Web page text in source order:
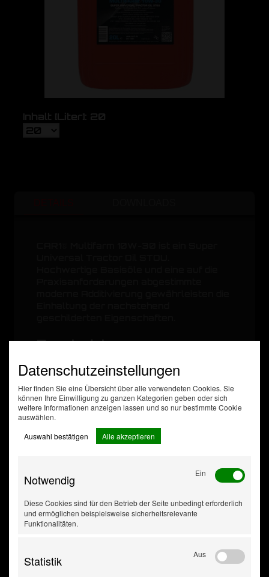
Inhalt [Liter]: 20
Zusatzdaten
chem. Eigenschaft
dickflüssig
Gebindeart
Kanister
Viskositätsklasse SAE
10W-30
Spezifikation
API: CE/SF,
Datenschutzeinstellungen
Hier finden Sie eine Übersicht über alle verwendeten Cookies. Sie
können Ihre Einwilligung zu ganzen Kategorien geben oder sich
weitere Informationen anzeigen lassen und so nur bestimmte Cookie
auswählen.
Auswahl bestätigen
Alle akzeptieren
Notwendig Ein
Diese Cookies sind für den Betrieb der Seite unbedingt erforderlich
und ermöglichen beispielsweise sicherheitsrelevante
Funktionalitäten.
Statistik Aus